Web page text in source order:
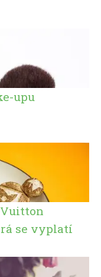
upu
se vyplatí